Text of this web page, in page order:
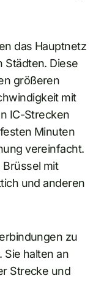
das Hauptnetz
Städten. Diese
größeren
mit
IC-Strecken
Minuten
vereinfacht.
mit
und anderen
zu
Sie halten an
Strecke und